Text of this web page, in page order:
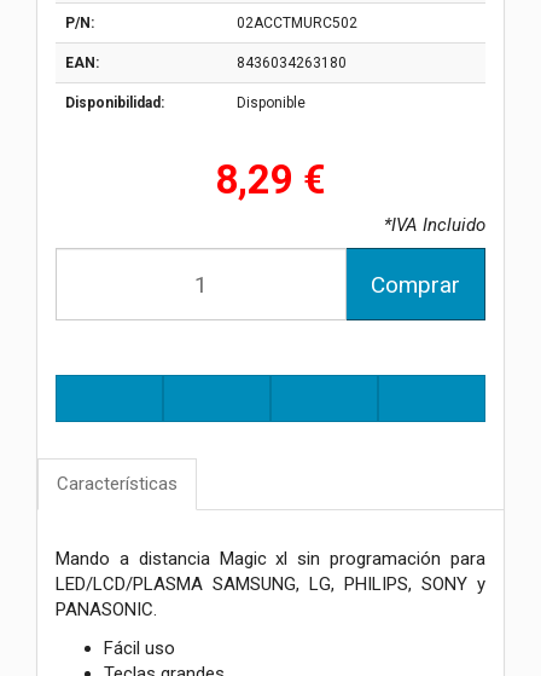
P/N: 02ACCTMURC502
EAN: 8436034263180
Disponibilidad: Disponible
8,29 €
*IVA Incluido
Comprar
Características
Mando a distancia Magic xl sin programación para
LED/LCD/PLASMA SAMSUNG, LG, PHILIPS, SONY y
PANASONIC.
Fácil uso